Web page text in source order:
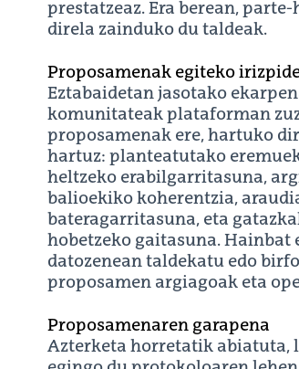
prestatzeaz. Era berean,
direla zainduko du taldeak.
Proposamenak egiteko
Eztabaidetan jasotako
komunitateak plataforman
proposamenak ere, hartuko
hartuz: planteatutako
heltzeko erabilgarritasuna,
balioekiko koherentzia,
bateragarritasuna, eta
hobetzeko gaitasuna. Hainbat
datozenean taldekatu edo
proposamen argiagoak eta
Proposamenaren garapena
Azterketa horretatik abiatuta,